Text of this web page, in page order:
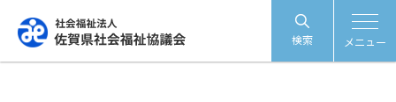
検索 メニュー